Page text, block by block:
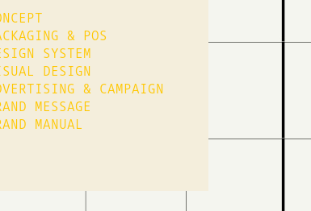
& POS
SYSTEM
DESIGN
& CAMPAIGN
MESSAGE
MANUAL